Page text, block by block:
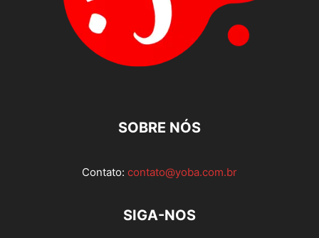
SOBRE NÓS
Contato: contato@yoba.com.br
SIGA-NOS